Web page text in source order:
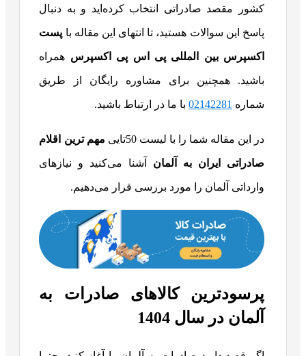
کشور مقصد صادراتی انتخاب کرده‌اید و به دنبال
پاسخ این سوالات هستید، تا انتهای این مقاله با پست
اکسپرس بین‌ المللی پی اس پی اکسپرس همراه
باشید. همچنین برای مشاوره رایگان از طریق
شماره 02142281 با ما در ارتباط باشید.
در این مقاله شما را با لیست 50تایی مهم ترین اقلام
صادراتی ایران به آلمان آشنا می‌کنید و نیازهای
وارداتی آلمان را مورد بررسی قرار می‌‎دهیم.
پرسودترین کالاهای صادرات به
آلمان در سال 1404